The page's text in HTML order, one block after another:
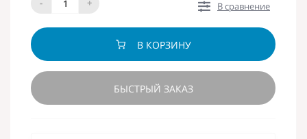
-
+
В сравнение
В КОРЗИНУ
БЫСТРЫЙ ЗАКАЗ